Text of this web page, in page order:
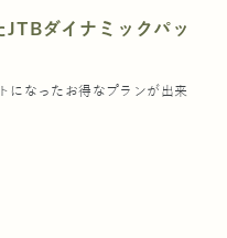
ダイナミックパッ
になったお得なプランが出来